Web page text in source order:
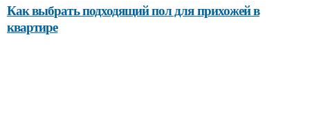
Как выбрать подходящий пол для прихожей в
квартире